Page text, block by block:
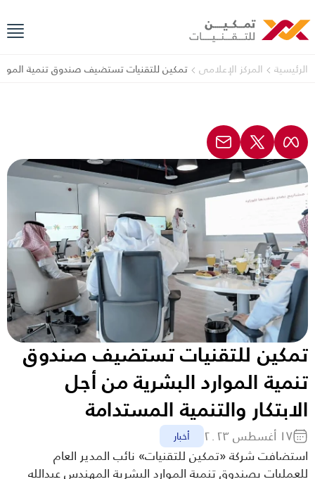
الرئيسية المركز الإعلامي تمكين للتقنيات تستضيف صندوق تنمية الموارد
تمكين للتقنيات تستضيف صندوق
تنمية الموارد البشرية من أجل
الابتكار والتنمية المستدامة
١٧ أغسطس ٢٠٢٣ أخبار